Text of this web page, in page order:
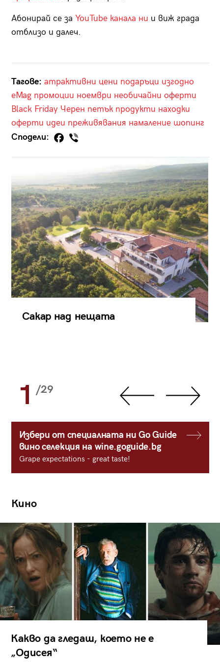
Абонирай се за YouTube канала ни и виж града
отблизо и далеч.
Тагове: атрактивни цени подаръци изгодно
eMag промоции ноември необичайни оферти
Black Friday Черен петък продукти находки
оферти идеи преживявания намаление шопинг
Сподели:
Сакар над нещата
1 /29
Избери от специалната ни Go Guide
вино селекция на wine.goguide.bg
Grape expectations - great taste!
Кино
Какво да гледаш, което не е
„Одисея“